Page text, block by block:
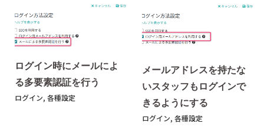
ログイン時にメールによ
る多要素認証を行う
ログイン, 各種設定
メールアドレスを持たな
いスタッフもログインで
きるようにする
ログイン,各種設定